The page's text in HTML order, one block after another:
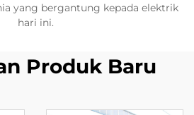
yang bergantung kepada elektrik
hari ini.
Produk Baru